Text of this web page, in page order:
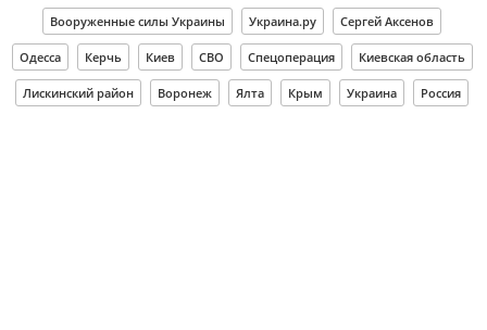
Вооруженные силы Украины Украина.ру Сергей Аксенов
Одесса Керчь Киев СВО Спецоперация Киевская область
Лискинский район Воронеж Ялта Крым Украина Россия